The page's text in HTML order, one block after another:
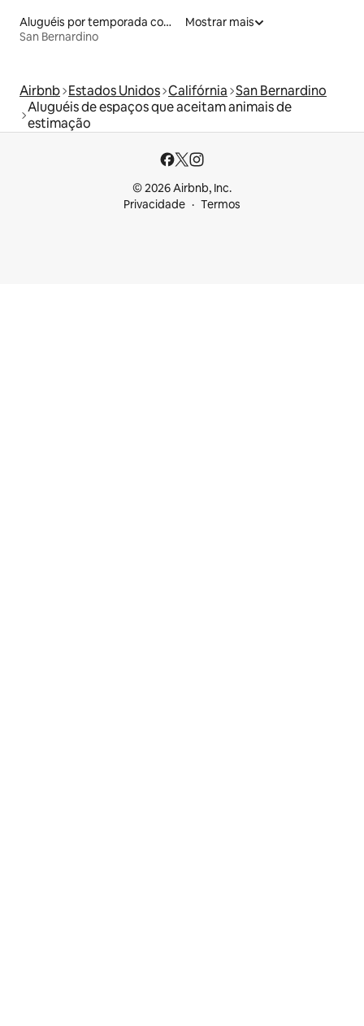
Aluguéis por temporada com banheira de hidromassagem
San Bernardino
Mostrar mais
Airbnb Estados Unidos Califórnia San Bernardino
Aluguéis de espaços que aceitam animais de
estimação
© 2026 Airbnb, Inc.
Privacidade
Termos